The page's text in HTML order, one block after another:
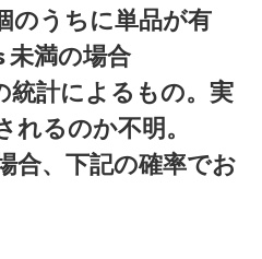
のうちに単品が有
未満の場合
計によるもの。実
るのか不明。
合、下記の確率でお